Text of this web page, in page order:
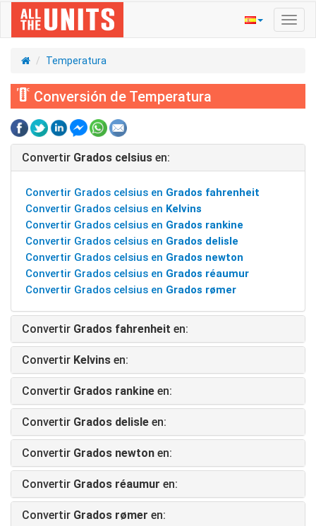
Temperatura
Conversión de Temperatura
Convertir Grados celsius en:
Convertir Grados celsius en Grados fahrenheit
Convertir Grados celsius en Kelvins
Convertir Grados celsius en Grados rankine
Convertir Grados celsius en Grados delisle
Convertir Grados celsius en Grados newton
Convertir Grados celsius en Grados réaumur
Convertir Grados celsius en Grados rømer
Convertir Grados fahrenheit en:
Convertir Kelvins en:
Convertir Grados rankine en:
Convertir Grados delisle en:
Convertir Grados newton en:
Convertir Grados réaumur en:
Convertir Grados rømer en: